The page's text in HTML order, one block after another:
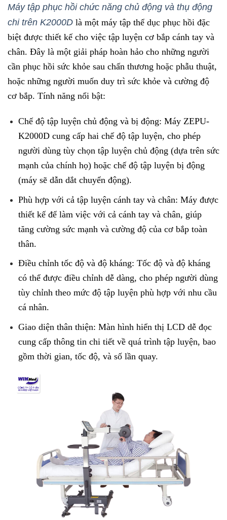
Máy tập phục hồi chức năng chủ động và thụ động
chi trên K2000D là một máy tập thể dục phục hồi đặc
biệt được thiết kế cho việc tập luyện cơ bắp cánh tay và
chân. Đây là một giải pháp hoàn hảo cho những người
cần phục hồi sức khỏe sau chấn thương hoặc phẫu thuật,
hoặc những người muốn duy trì sức khỏe và cường độ
cơ bắp. Tính năng nổi bật:
Chế độ tập luyện chủ động và bị động: Máy ZEPU-
K2000D cung cấp hai chế độ tập luyện, cho phép
người dùng tùy chọn tập luyện chủ động (dựa trên sức
mạnh của chính họ) hoặc chế độ tập luyện bị động
(máy sẽ dẫn dắt chuyển động).
Phù hợp với cả tập luyện cánh tay và chân: Máy được
thiết kế để làm việc với cả cánh tay và chân, giúp
tăng cường sức mạnh và cường độ của cơ bắp toàn
thân.
Điều chỉnh tốc độ và độ kháng: Tốc độ và độ kháng
có thể được điều chỉnh dễ dàng, cho phép người dùng
tùy chỉnh theo mức độ tập luyện phù hợp với nhu cầu
cá nhân.
Giao diện thân thiện: Màn hình hiển thị LCD dễ đọc
cung cấp thông tin chi tiết về quá trình tập luyện, bao
gồm thời gian, tốc độ, và số lần quay.